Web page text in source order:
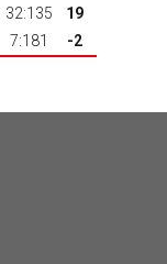
32:135
19
7:181 -2